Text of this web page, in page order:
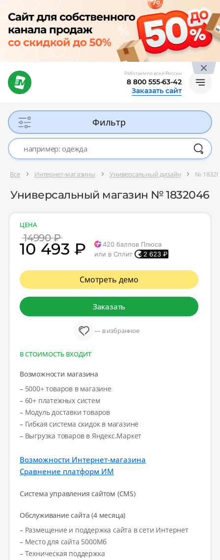
Работаем по всей России
8 800 555-63-42
Заказать сайт
Фильтр
Все Интернет-магазины Универсальный дизайн №
Универсальный магазин № 1832046
ЦЕНА
14990 ₽
10 493 ₽ 420баллов Плюса
или в Сплит
2 623₽
Смотреть демо
Заказать
— в избранное
В СТОИМОСТЬ ВХОДИТ
Возможности магазина
– 5000+ товаров в магазине
– 60+ платежных систем
– Модуль доставки товаров
– Гибкая система скидок в магазине
– Выгрузка товаров в Яндекс.Маркет
Возможности Интернет-магазина
Сравнение платформ ИМ
Система управления сайтом (CMS)
Обслуживание сайта (4 месяца)
– Размещение и поддержка сайта в сети Интернет
– Место для сайта 5000Мб
– Техническая поддержка